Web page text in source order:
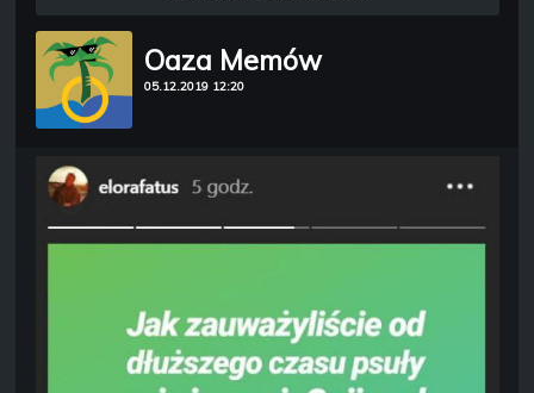
Oaza Memów
05.12.2019 12:20